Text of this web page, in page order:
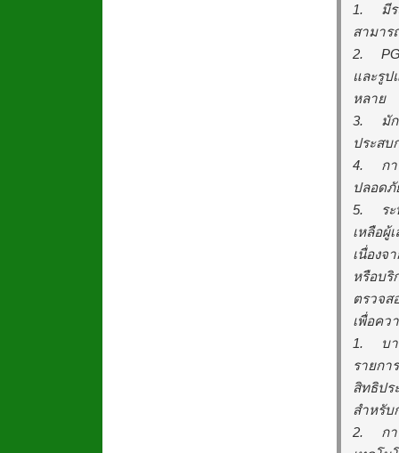
1.
มี
สามาร
2.
และรูป
หลาย
3.
มั
ประสบ
4.
ก
ปลอดภั
5.
ร
เหลือผู้
เนื่องจ
หรือบริ
ตรวจส
เพื่อคว
1.
บ
รายกา
สิทธิปร
สำหรับ
2.
ก